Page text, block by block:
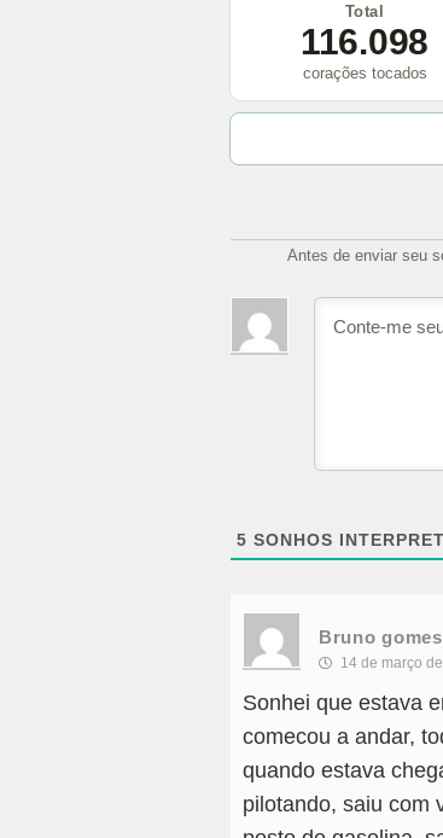
Total
116.098
corações tocados
Antes de enviar seu
5 SONHOS
Bruno gomes
14 de março
Sonhei que estava
comecou a andar,
quando estava
pilotando, saiu com